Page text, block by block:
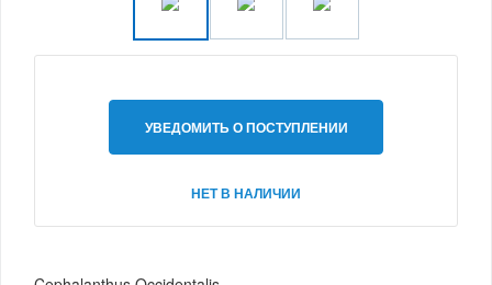
УВЕДОМИТЬ О ПОСТУПЛЕНИИ
НЕТ В НАЛИЧИИ